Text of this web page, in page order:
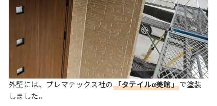
外壁には、プレマテックス社の「タテイルα美館」で塗装
しました。